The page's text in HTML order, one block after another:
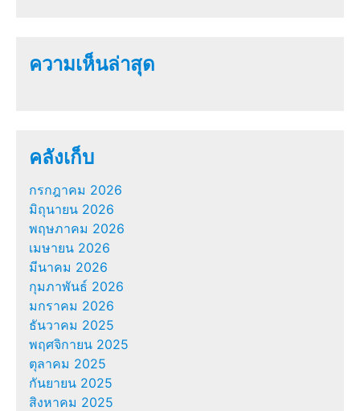
ความเห็นล่าสุด
คลังเก็บ
กรกฎาคม 2026
มิถุนายน 2026
พฤษภาคม 2026
เมษายน 2026
มีนาคม 2026
กุมภาพันธ์ 2026
มกราคม 2026
ธันวาคม 2025
พฤศจิกายน 2025
ตุลาคม 2025
กันยายน 2025
สิงหาคม 2025